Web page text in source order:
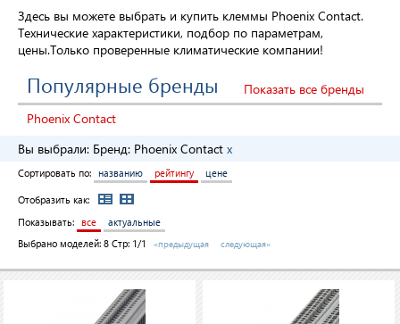
Здесь вы можете выбрать и купить клеммы Phoenix Contact.
Технические характеристики, подбор по параметрам,
цены.Только проверенные климатические компании!
Показать все бренды
Популярные бренды
Phoenix Contact
Вы выбрали: Бренд: Phoenix Contact x
Сортировать по: названию рейтингу цене
Отобразить как:
Показывать:
все
актуальные
Выбрано моделей: 8 Стр: 1/1 «предыдущая следующая»